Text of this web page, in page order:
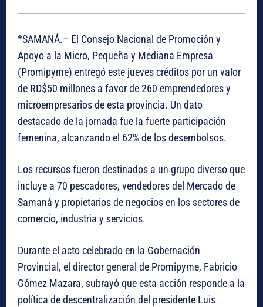
*SAMANÁ.– El Consejo Nacional de Promoción y
Apoyo a la Micro, Pequeña y Mediana Empresa
(Promipyme) entregó este jueves créditos por un valor
de RD$50 millones a favor de 260 emprendedores y
microempresarios de esta provincia. Un dato
destacado de la jornada fue la fuerte participación
femenina, alcanzando el 62% de los desembolsos.
Los recursos fueron destinados a un grupo diverso que
incluye a 70 pescadores, vendedores del Mercado de
Samaná y propietarios de negocios en los sectores de
comercio, industria y servicios.
Durante el acto celebrado en la Gobernación
Provincial, el director general de Promipyme, Fabricio
Gómez Mazara, subrayó que esta acción responde a la
política de descentralización del presidente Luis